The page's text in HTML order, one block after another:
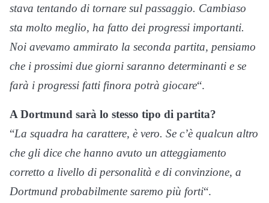
stava tentando di tornare sul passaggio. Cambiaso
sta molto meglio, ha fatto dei progressi importanti.
Noi avevamo ammirato la seconda partita, pensiamo
che i prossimi due giorni saranno determinanti e se
farà i progressi fatti finora potrà giocare“.
A Dortmund sarà lo stesso tipo di partita?
“La squadra ha carattere, è vero. Se c’è qualcun altro
che gli dice che hanno avuto un atteggiamento
corretto a livello di personalità e di convinzione, a
Dortmund probabilmente saremo più forti“.